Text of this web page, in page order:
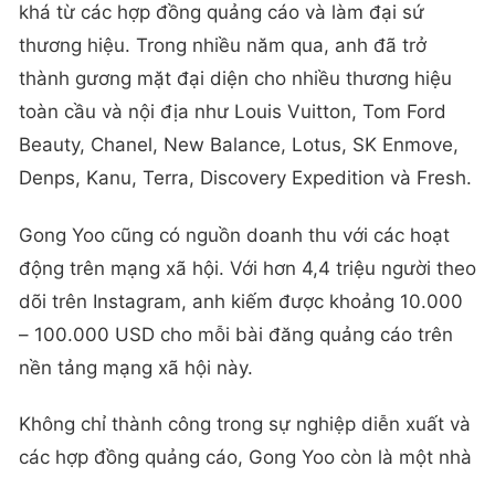
khá từ các hợp đồng quảng cáo và làm đại sứ
thương hiệu. Trong nhiều năm qua, anh đã trở
thành gương mặt đại diện cho nhiều thương hiệu
toàn cầu và nội địa như Louis Vuitton, Tom Ford
Beauty, Chanel, New Balance, Lotus, SK Enmove,
Denps, Kanu, Terra, Discovery Expedition và Fresh.
Gong Yoo cũng có nguồn doanh thu với các hoạt
động trên mạng xã hội. Với hơn 4,4 triệu người theo
dõi trên Instagram, anh kiếm được khoảng 10.000
– 100.000 USD cho mỗi bài đăng quảng cáo trên
nền tảng mạng xã hội này.
Không chỉ thành công trong sự nghiệp diễn xuất và
các hợp đồng quảng cáo, Gong Yoo còn là một nhà